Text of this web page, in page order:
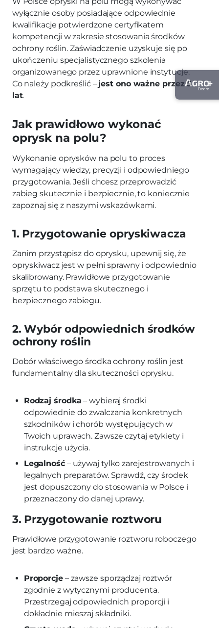
wyłącznie osoby posiadające odpowiednie
kwalifikacje potwierdzone certyfikatem
kompetencji w zakresie stosowania środków
ochrony roślin. Zaświadczenie uzyskuje się po
ukończeniu specjalistycznego szkolenia
organizowanego przez uprawnione instytucje.
Co należy podkreślić – jest ono ważne przez 5
lat.
Jak prawidłowo wykonać
oprysk na polu?
Wykonanie oprysków na polu to proces
wymagający wiedzy, precyzji i odpowiedniego
przygotowania. Jeśli chcesz przeprowadzić
zabieg skutecznie i bezpiecznie, to koniecznie
zapoznaj się z naszymi wskazówkami.
1. Przygotowanie opryskiwacza
Zanim przystąpisz do oprysku, upewnij się, że
opryskiwacz jest w pełni sprawny i odpowiednio
skalibrowany. Prawidłowe przygotowanie
sprzętu to podstawa skutecznego i
bezpiecznego zabiegu.
2. Wybór odpowiednich środków
ochrony roślin
Dobór właściwego środka ochrony roślin jest
fundamentalny dla skuteczności oprysku.
Rodzaj środka – wybieraj środki
odpowiednie do zwalczania konkretnych
szkodników i chorób występujących w
Twoich uprawach. Zawsze czytaj etykiety i
instrukcje użycia.
Legalność– używaj tylko zarejestrowanych i
legalnych preparatów. Sprawdź, czy środek
jest dopuszczony do stosowania w Polsce i
przeznaczony do danej uprawy.
3. Przygotowanie roztworu
Prawidłowe przygotowanie roztworu roboczego
jest bardzo ważne.
Proporcje– zawsze sporządzaj roztwór
zgodnie z wytycznymi producenta.
Przestrzegaj odpowiednich proporcji i
dokładnie mieszaj składniki.